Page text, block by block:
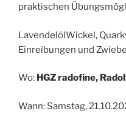
praktischen
LavendelölWickel,
Einreibungen und
Wo: HGZ radofine,
Wann: Samstag,